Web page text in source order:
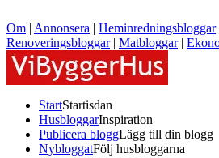
Om | Annonsera | Heminredningsbloggar
Renoveringsbloggar| Matbloggar|
StartStartisdan
HusbloggarInspiration
Publicera bloggLägg till din blogg
NybloggatFölj husbloggarna